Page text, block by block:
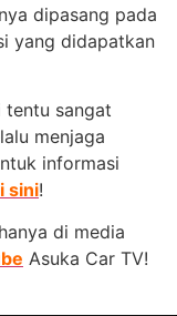
dipasang pada
yang didapatkan
tentu sangat
menjaga
informasi
sini!
di media
Asuka Car TV!